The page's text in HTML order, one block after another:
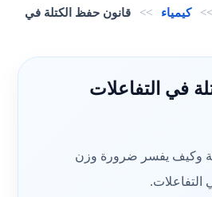
>> كيمياء >>
قانون حفظ الكتلة في
في التفاعلات
وكيف يفسر ضرورة وزن
التفاعلات.